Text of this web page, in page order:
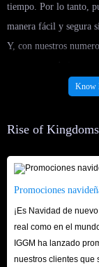
tiempo. Por lo tanto,
manera fácil y segura
Y, con nuestros
presupuesto de
servicio de Rise of
Además de esto, nos
satisfactoria al
IGGM.com está listo
En general,
Know
Rise of
Promociones
¡Es Navidad de
real como en el
IGGM ha lanzado
nuestros clientes que